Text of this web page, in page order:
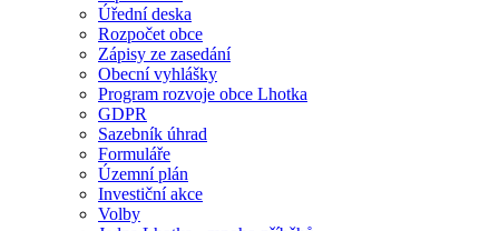
Úřední deska
Rozpočet obce
Zápisy ze zasedání
Obecní vyhlášky
Program rozvoje obce Lhotka
GDPR
Sazebník úhrad
Formuláře
Územní plán
Investiční akce
Volby